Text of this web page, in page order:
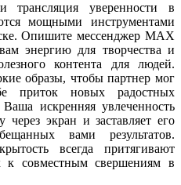
трансляция уверенности в
мощными инструментами
Опишите мессенджер MAX
энергию для творчества и
контента для людей.
образы, чтобы партнер мог
приток новых радостных
искренняя увлеченность
через экран и заставляет его
вами результатов.
всегда притягивают
к совместным свершениям в